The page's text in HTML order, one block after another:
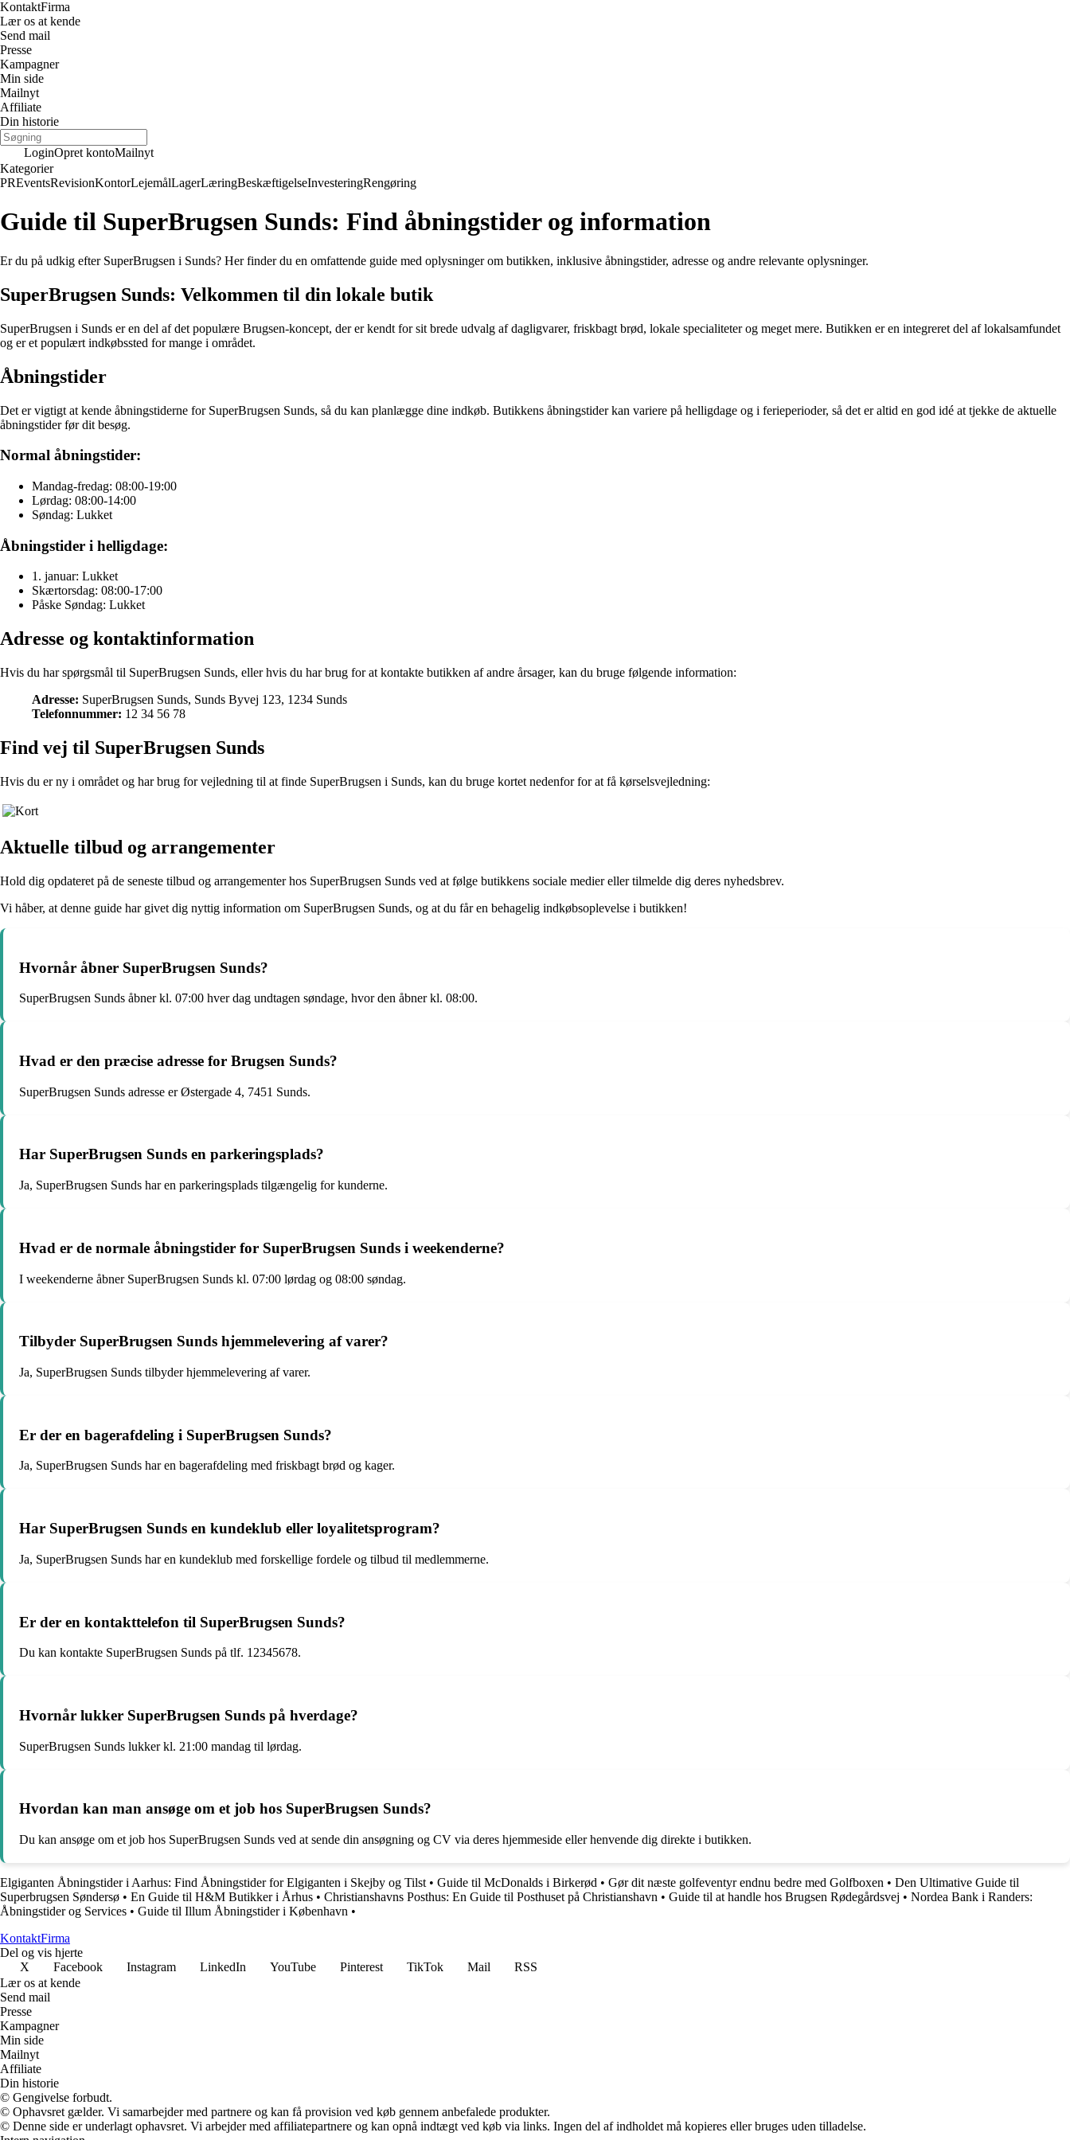
KontaktFirma
Lær os at kende
Send mail
Presse
Kampagner
Min side
Mailnyt
Affiliate
Din historie
LoginOpret kontoMailnyt
Kategorier
PREventsRevisionKontorLejemålLagerLæringBeskæftigelseInvesteringRengøring
Guide til SuperBrugsen Sunds: Find åbningstider og information
Er du på udkig efter SuperBrugsen i Sunds? Her finder du en omfattende guide med oplysninger om butikken, inklusive åbningstider, adresse og andre relevante oplysninger.
SuperBrugsen Sunds: Velkommen til din lokale butik
SuperBrugsen i Sunds er en del af det populære Brugsen-koncept, der er kendt for sit brede udvalg af dagligvarer, friskbagt brød, lokale specialiteter og meget mere. Butikken er en integreret del af lokalsamfundet
og er et populært indkøbssted for mange i området.
Åbningstider
Det er vigtigt at kende åbningstiderne for SuperBrugsen Sunds, så du kan planlægge dine indkøb. Butikkens åbningstider kan variere på helligdage og i ferieperioder, så det er altid en god idé at tjekke de aktuelle
åbningstider før dit besøg.
Normal åbningstider:
Mandag-fredag: 08:00-19:00
Lørdag: 08:00-14:00
Søndag: Lukket
Åbningstider i helligdage:
1. januar: Lukket
Skærtorsdag: 08:00-17:00
Påske Søndag: Lukket
Adresse og kontaktinformation
Hvis du har spørgsmål til SuperBrugsen Sunds, eller hvis du har brug for at kontakte butikken af andre årsager, kan du bruge følgende information:
Adresse: SuperBrugsen Sunds, Sunds Byvej 123, 1234 Sunds
Telefonnummer: 12 34 56 78
Find vej til SuperBrugsen Sunds
Hvis du er ny i området og har brug for vejledning til at finde SuperBrugsen i Sunds, kan du bruge kortet nedenfor for at få kørselsvejledning:
Aktuelle tilbud og arrangementer
Hold dig opdateret på de seneste tilbud og arrangementer hos SuperBrugsen Sunds ved at følge butikkens sociale medier eller tilmelde dig deres nyhedsbrev.
Vi håber, at denne guide har givet dig nyttig information om SuperBrugsen Sunds, og at du får en behagelig indkøbsoplevelse i butikken!
Hvornår åbner SuperBrugsen Sunds?
SuperBrugsen Sunds åbner kl. 07:00 hver dag undtagen søndage, hvor den åbner kl. 08:00.
Hvad er den præcise adresse for Brugsen Sunds?
SuperBrugsen Sunds adresse er Østergade 4, 7451 Sunds.
Har SuperBrugsen Sunds en parkeringsplads?
Ja, SuperBrugsen Sunds har en parkeringsplads tilgængelig for kunderne.
Hvad er de normale åbningstider for SuperBrugsen Sunds i weekenderne?
I weekenderne åbner SuperBrugsen Sunds kl. 07:00 lørdag og 08:00 søndag.
Tilbyder SuperBrugsen Sunds hjemmelevering af varer?
Ja, SuperBrugsen Sunds tilbyder hjemmelevering af varer.
Er der en bagerafdeling i SuperBrugsen Sunds?
Ja, SuperBrugsen Sunds har en bagerafdeling med friskbagt brød og kager.
Har SuperBrugsen Sunds en kundeklub eller loyalitetsprogram?
Ja, SuperBrugsen Sunds har en kundeklub med forskellige fordele og tilbud til medlemmerne.
Er der en kontakttelefon til SuperBrugsen Sunds?
Du kan kontakte SuperBrugsen Sunds på tlf. 12345678.
Hvornår lukker SuperBrugsen Sunds på hverdage?
SuperBrugsen Sunds lukker kl. 21:00 mandag til lørdag.
Hvordan kan man ansøge om et job hos SuperBrugsen Sunds?
Du kan ansøge om et job hos SuperBrugsen Sunds ved at sende din ansøgning og CV via deres hjemmeside eller henvende dig direkte i butikken.
Elgiganten Åbningstider i Aarhus: Find Åbningstider for Elgiganten i Skejby og Tilst • Guide til McDonalds i Birkerød • Gør dit næste golfeventyr endnu bedre med Golfboxen • Den Ultimative Guide til
Superbrugsen Søndersø • En Guide til H&M Butikker i Århus • Christianshavns Posthus: En Guide til Posthuset på Christianshavn • Guide til at handle hos Brugsen Rødegårdsvej • Nordea Bank i Randers:
Åbningstider og Services • Guide til Illum Åbningstider i København •
KontaktFirma
Del og vis hjerte
X
Facebook Instagram LinkedIn YouTube Pinterest TikTok Mail
RSS
Lær os at kende
Send mail
Presse
Kampagner
Min side
Mailnyt
Affiliate
Din historie
© Gengivelse forbudt.
© Ophavsret gælder. Vi samarbejder med partnere og kan få provision ved køb gennem anbefalede produkter.
© Denne side er underlagt ophavsret. Vi arbejder med affiliatepartnere og kan opnå indtægt ved køb via links. Ingen del af indholdet må kopieres eller bruges uden tilladelse.